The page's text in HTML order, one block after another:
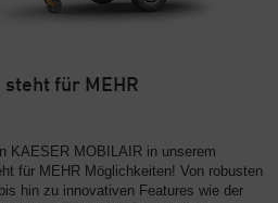
steht für MEHR
KAESER MOBILAIR in unserem
für MEHR Möglichkeiten! Von robusten
hin zu innovativen Features wie der